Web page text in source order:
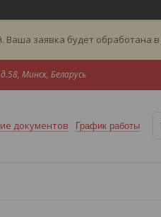
Ваша заявка будет обработана
Минск, Беларусь
документов График работы